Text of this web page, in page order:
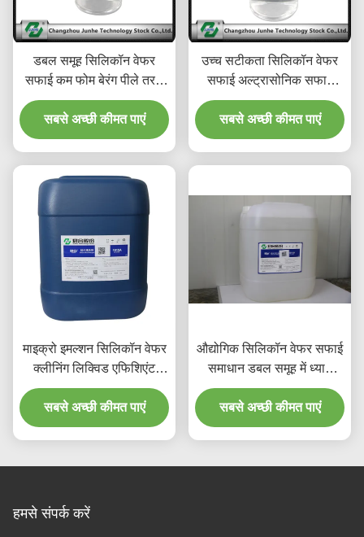
डबल समूह सिलिकॉन वेफर
सफाई कम फोम बेरंग पीले तरल
JH-1015 के लिए
सबसे अच्छी कीमत पाएं
उच्च सटीकता सिलिकॉन वेफर
सफाई अल्ट्रासोनिक सफाई
रसायन अच्छा प्रदर्शन
सबसे अच्छी कीमत पाएं
माइक्रो इमल्शन सिलिकॉन वेफर
क्लीनिंग लिक्विड एफिशिएंट
केमिकल कंजम्पशन
सबसे अच्छी कीमत पाएं
औद्योगिक सिलिकॉन वेफर सफाई
समाधान डबल समूह में ध्यान
केंद्रित
सबसे अच्छी कीमत पाएं
हमसे संपर्क करें